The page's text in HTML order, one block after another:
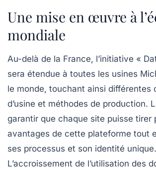
Une mise en œuvre à
mondiale
Au-delà de la France, l’initiative «
sera étendue à toutes les usines
le monde, touchant ainsi différentes
d’usine et méthodes de production.
garantir que chaque site puisse tirer
avantages de cette plateforme tout
ses processus et son identité unique.
L’accroissement de l’utilisation des